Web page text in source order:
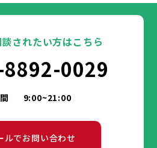
されたい方はこちら
0029
9:00~21:00
ルでお問い合わせ